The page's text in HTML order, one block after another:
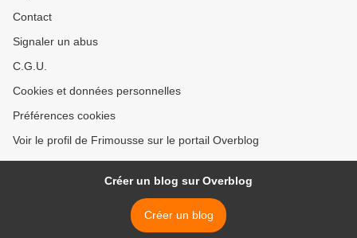
Contact
Signaler un abus
C.G.U.
Cookies et données personnelles
Préférences cookies
Voir le profil de Frimousse sur le portail Overblog
Créer un blog sur Overblog
Créer un blog